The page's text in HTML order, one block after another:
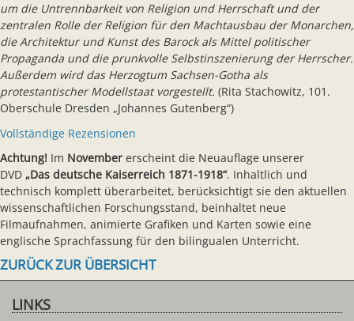
um die Untrennbarkeit von Religion und Herrschaft und der
zentralen Rolle der Religion für den Machtausbau der Monarchen,
die Architektur und Kunst des Barock als Mittel politischer
Propaganda und die prunkvolle Selbstinszenierung der Herrscher.
Außerdem wird das Herzogtum Sachsen-Gotha als
protestantischer Modellstaat vorgestellt. (Rita Stachowitz, 101.
Oberschule Dresden „Johannes Gutenberg“)
Vollständige Rezensionen
Achtung! Im November erscheint die Neuauflage unserer
DVD „Das deutsche Kaiserreich 1871-1918“. Inhaltlich und
technisch komplett überarbeitet, berücksichtigt sie den aktuellen
wissenschaftlichen Forschungsstand, beinhaltet neue
Filmaufnahmen, animierte Grafiken und Karten sowie eine
englische Sprachfassung für den bilingualen Unterricht.
ZURÜCK ZUR ÜBERSICHT
LINKS